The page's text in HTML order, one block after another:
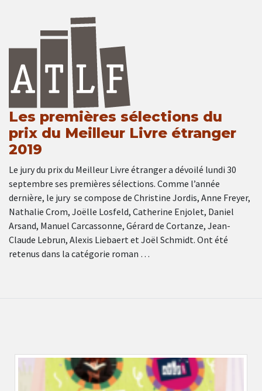
Les premières sélections du
prix du Meilleur Livre étranger
2019
Le jury du prix du Meilleur Livre étranger a dévoilé lundi 30
septembre ses premières sélections. Comme l’année
dernière, le jury se compose de Christine Jordis, Anne Freyer,
Nathalie Crom, Joëlle Losfeld, Catherine Enjolet, Daniel
Arsand, Manuel Carcassonne, Gérard de Cortanze, Jean-
Claude Lebrun, Alexis Liebaert et Joël Schmidt. Ont été
retenus dans la catégorie roman …